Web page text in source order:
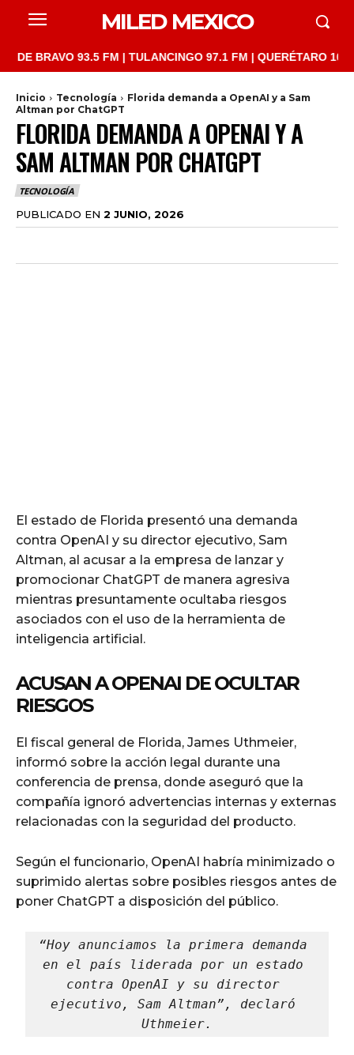
MILED MEXICO
93.5 FM | TULANCINGO 97.1 FM | QUERÉTARO 103.1
Inicio Tecnología
Florida demanda a OpenAI y a Sam
Altman por ChatGPT
FLORIDA DEMANDA A OPENAI Y A
SAM ALTMAN POR CHATGPT
TECNOLOGÍA
PUBLICADO EN 2 JUNIO, 2026
El estado de Florida presentó una demanda
contra OpenAI y su director ejecutivo, Sam
Altman, al acusar a la empresa de lanzar y
promocionar ChatGPT de manera agresiva
mientras presuntamente ocultaba riesgos
asociados con el uso de la herramienta de
inteligencia artificial.
ACUSAN A OPENAI DE OCULTAR
RIESGOS
El fiscal general de Florida, James Uthmeier,
informó sobre la acción legal durante una
conferencia de prensa, donde aseguró que la
compañía ignoró advertencias internas y externas
relacionadas con la seguridad del producto.
Según el funcionario, OpenAI habría minimizado o
suprimido alertas sobre posibles riesgos antes de
poner ChatGPT a disposición del público.
“Hoy anunciamos la primera demanda
en el país liderada por un estado
contra OpenAI y su director
ejecutivo, Sam Altman”, declaró
Uthmeier.